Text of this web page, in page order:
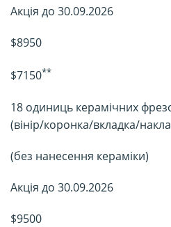
Акція до 30.09.2026
$8950
$7150**
18 одиниць керамічних
(вінір/коронка/вкладка/
(без нанесення кераміки)
Акція до 30.09.2026
$9500